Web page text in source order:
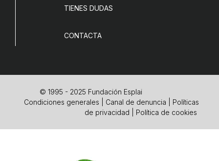
TIENES DUDAS
CONTACTA
© 1995 - 2025 Fundación Esplai
Condiciones generales
Canal de denuncia
Políticas
de privacidad
Política de cookies